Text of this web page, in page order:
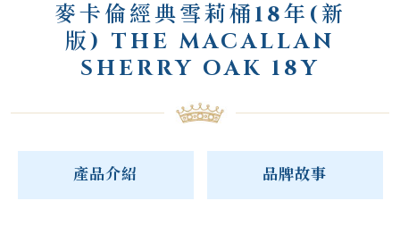
麥卡倫經典雪莉桶18年(新
版) THE MACALLAN
SHERRY OAK 18Y
產品介紹 品牌故事